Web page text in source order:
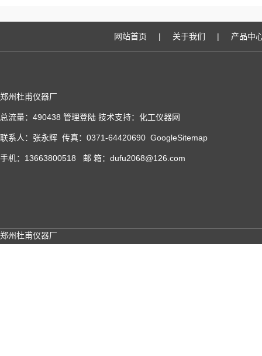
网站首页 | 关于我们 | 产品中
郑州杜甫仪器厂
总流量：490438 管理登陆 技术支持： 化工仪器网
联系人：张永辉 传真：0371-64420690 GoogleSitemap
手机：13663800518 邮 箱：dufu2068@126.com
郑州杜甫仪器厂